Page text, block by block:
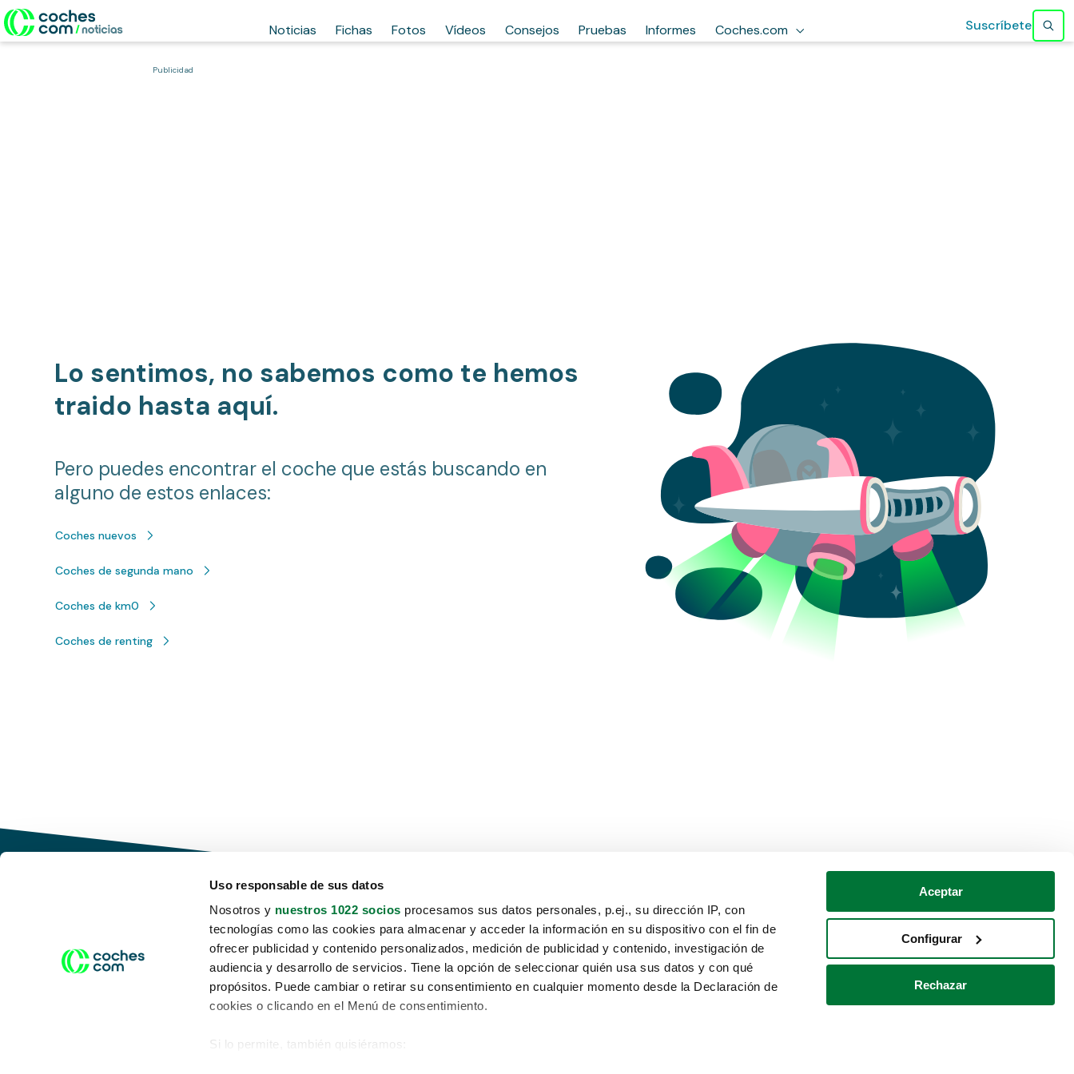
Uso responsable de sus datos
Nosotros y nuestros 1022 socios procesamos sus datos personales, p.ej., su dirección IP, con
tecnologías como las cookies para almacenar y acceder la información en su dispositivo con el fin de
ofrecer publicidad y contenido personalizados, medición de publicidad y contenido, investigación de
audiencia y desarrollo de servicios. Tiene la opción de seleccionar quién usa sus datos y con qué
propósitos. Puede cambiar o retirar su consentimiento en cualquier momento desde la Declaración de
cookies o clicando en el Menú de consentimiento.
Si lo permite, también quisiéramos:
Aceptar
Configurar
Rechazar
Noticias Fichas Fotos Vídeos Consejos Pruebas Informes Coches.com Suscríbete
Publicidad
Lo sentimos, no sabemos como te hemos
traido hasta aquí.
Pero puedes encontrar el coche que estás buscando en
alguno de estos enlaces:
Coches nuevos
Coches de segunda mano
Coches de km0
Coches de renting
Conduce tu futuro,
desata tu movilidad